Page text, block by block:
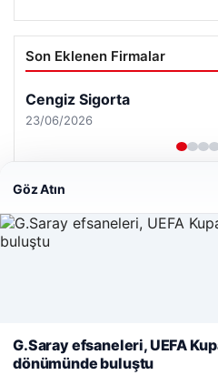
Son Eklenen Firmalar
Cengiz Sigorta
23/06/2026
Web sitemizi nasıl kullandığınızı
kullanıyoruz.
Çerez Politikamız
Reddet Kabul Et
Göz Atın
G.Saray efsaneleri, UEFA
dönümünde buluştu